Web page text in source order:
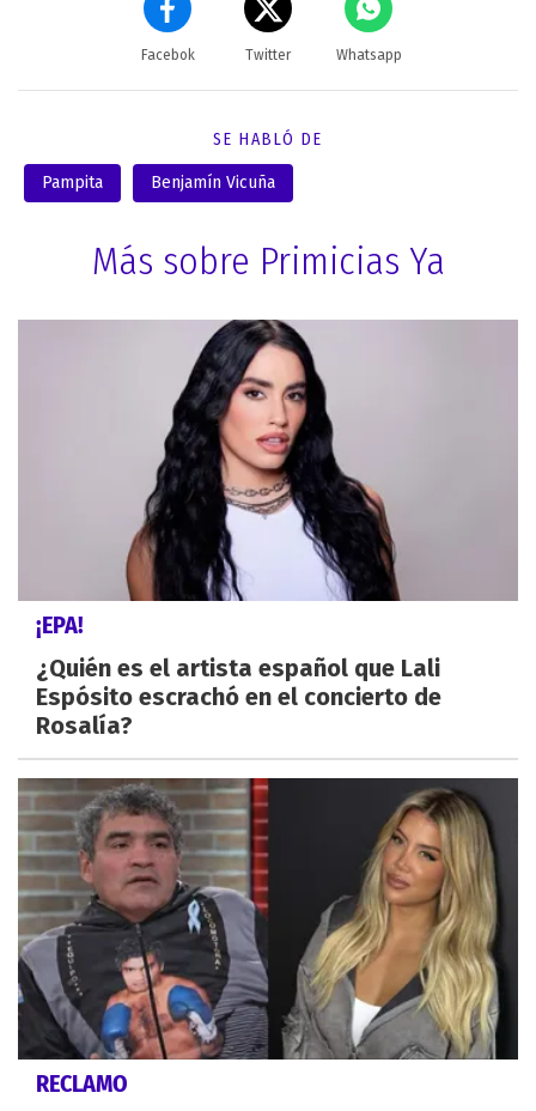
Facebok Twitter Whatsapp
SE HABLÓ DE
Pampita Benjamín Vicuña
Más sobre Primicias Ya
¡EPA!
¿Quién es el artista español que Lali
Espósito escrachó en el concierto de
Rosalía?
RECLAMO